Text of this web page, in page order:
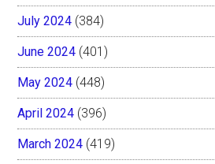
July 2024 (384)
June 2024 (401)
May 2024 (448)
April 2024 (396)
March 2024 (419)